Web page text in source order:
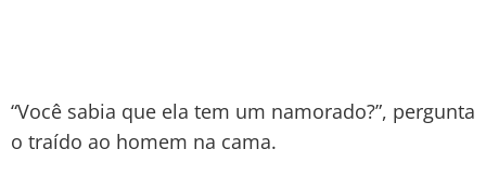
“Você sabia que ela tem um namorado?”, pergunta
o traído ao homem na cama.